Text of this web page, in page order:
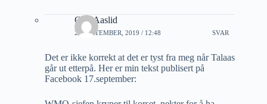
Geir Aaslid
26 SEPTEMBER, 2019 / 12:48 SVAR
Det er ikke korrekt at det er tyst fra meg når Talaas
går ut etterpå. Her er min tekst publisert på
Facebook 17.september: